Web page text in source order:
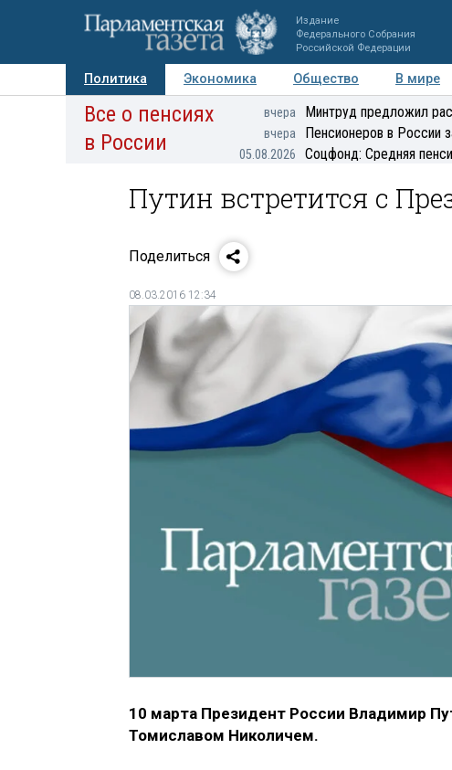
Издание
Федерального Собрания
Российской Федерации
Политика Экономика Общество В мире
Авторы Персоны Мнения Регионы
Все о пенсиях
в России
вчера Минтруд предложил
вчера Пенсионеров в России
05.08.2026 Соцфонд: Средняя
Путин встретится с
Поделиться
08.03.2016 12:34
10 марта Президент России Владимир
Томиславом Николичем.